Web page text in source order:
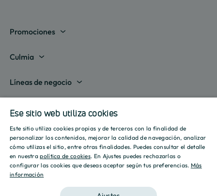
Promociones
Madrid
Valencia
Sevilla
Islas Baleares
Mostrar todas
Culmia
Sobre nosotros
Destino Culmia
Sala de prensa
Informes
Iniciativas
Culmia Challenges
Líneas de negocio
Vivienda Alquiler
Gestión de Suelo
Actualidad
Culmia es noticia
Tendencias
Estilo de vida
Sostenibilidad
Recursos
Guías
Calculadora Hipotecaria
Calculadora Energética
Política de privacidad Política de Cookies
SPANISH
ENGLISH
Ese sitio web utiliza cookies
Este sitio utiliza cookies propias y de terceros con la finalidad de
personalizar los contenidos, mejorar la calidad de navegación, analizar
cómo utilizas el sitio, entre otras finalidades. Puedes consultar el detalle
en nuestrapolítica de cookies. En Ajustes puedes rechazarlas o
configurar las cookies que deseas aceptar según tus preferencias. Más
información